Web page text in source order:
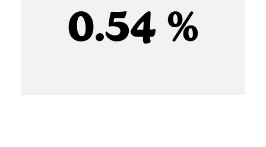
0.54 %